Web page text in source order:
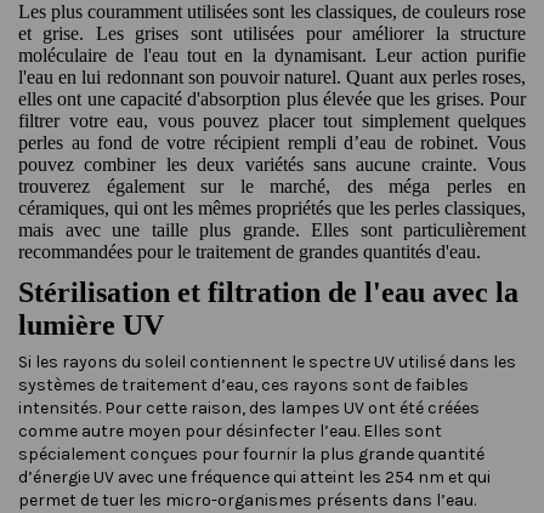
Les plus couramment utilisées sont les classiques, de couleurs rose
et grise. Les grises sont utilisées pour améliorer la structure
moléculaire de l'eau tout en la dynamisant. Leur action purifie
l'eau en lui redonnant son pouvoir naturel. Quant aux perles roses,
elles ont une capacité d'absorption plus élevée que les grises. Pour
filtrer votre eau, vous pouvez placer tout simplement quelques
perles au fond de votre récipient rempli d’eau de robinet. Vous
pouvez combiner les deux variétés sans aucune crainte. Vous
trouverez également sur le marché, des méga perles en
céramiques, qui ont les mêmes propriétés que les perles classiques,
mais avec une taille plus grande. Elles sont particulièrement
recommandées pour le traitement de grandes quantités d'eau.
Stérilisation et filtration de l'eau avec la
lumière UV
Si les rayons du soleil contiennent le spectre UV utilisé dans les
systèmes de traitement d’eau, ces rayons sont de faibles
intensités. Pour cette raison, des lampes UV ont été créées
comme autre moyen pour désinfecter l’eau. Elles sont
spécialement conçues pour fournir la plus grande quantité
d’énergie UV avec une fréquence qui atteint les 254 nm et qui
permet de tuer les micro-organismes présents dans l’eau.